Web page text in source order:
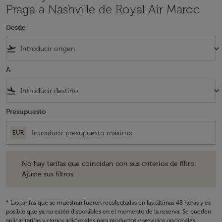
Praga a Nashville de Royal Air Maroc
Desde
flight_takeoff keyboard_arrow_down
A
flight_land keyboard_arrow_down
Presupuesto
EUR
No hay tarifas que coincidan con sus criterios de filtro.
Ajuste sus filtros.
* Las tarifas que se muestran fueron recolectadas en las últimas 48 horas y es
posible que ya no estén disponibles en el momento de la reserva. Se pueden
aplicar tarifas y cargos adicionales para productos y servicios opcionales.